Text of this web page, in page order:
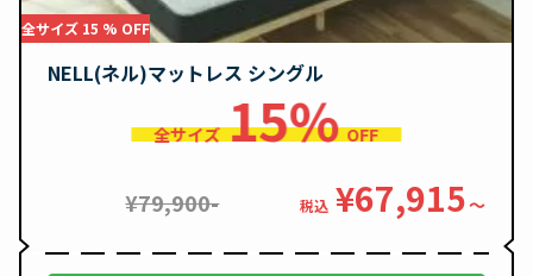
全サイズ 15 % OFF
NELL(ネル)マットレス シングル
全サイズ 15% OFF
¥79,900- 税込 ¥67,915〜